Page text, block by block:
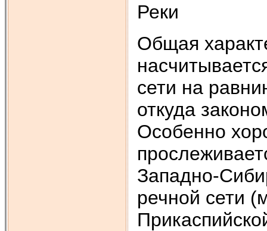
Реки
Общая
сети на
откуда
Особенно
Западно-
речной сети